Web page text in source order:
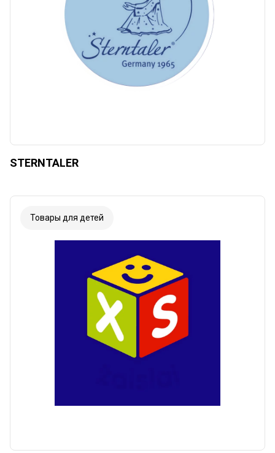
STERNTALER
Товары для детей